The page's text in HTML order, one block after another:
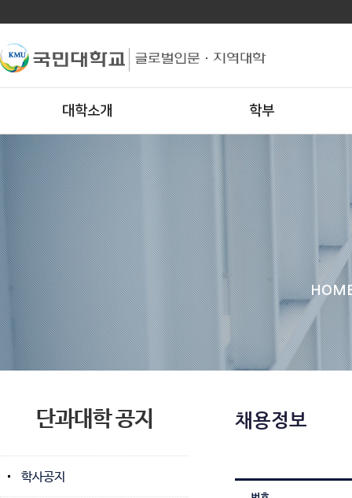
대학소개 학부
단과대학 공지
학사공지
채용정보